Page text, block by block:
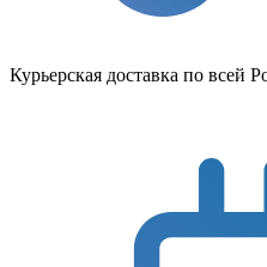
Курьерская доставка по всей